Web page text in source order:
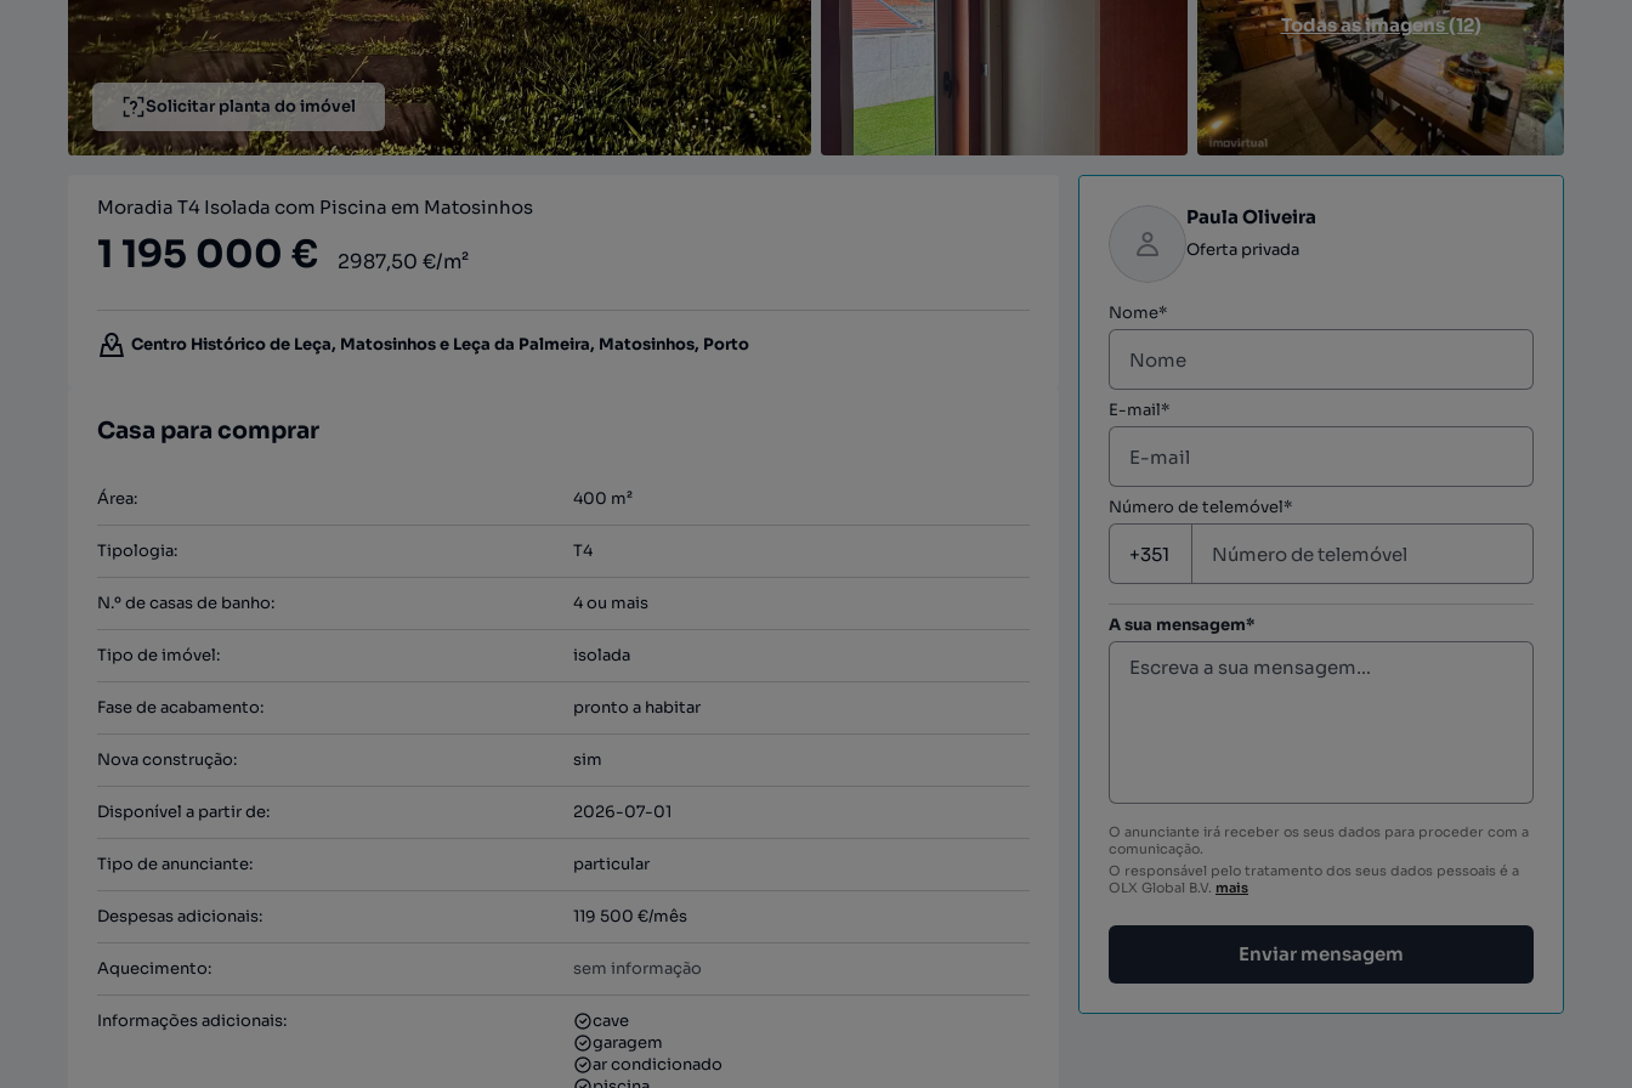
Todas as imagens (12)
Solicitar planta do imóvel
Moradia T4 Isolada com Piscina em Matosinhos
1 195 000 € 2987,50 €/m²
Centro Histórico de Leça, Matosinhos e Leça da Palmeira, Matosinhos, Porto
Casa para comprar
Área: 400 m²
Tipologia: T4
N.º de casas de banho: 4 ou mais
Tipo de imóvel: isolada
Fase de acabamento: pronto a habitar
Nova construção: sim
Disponível a partir de: 2026-07-01
Tipo de anunciante: particular
Despesas adicionais: 119 500 €/mês
Aquecimento: sem informação
Informações adicionais:
cave
garagem
ar condicionado
Paula Oliveira
Oferta privada
Nome*
E-mail*
Número de telemóvel*
A sua mensagem*
O anunciante irá receber os seus dados para proceder com a
comunicação.
O responsável pelo tratamento dos seus dados pessoais é a
OLX Global B.V. mais
Enviar mensagem